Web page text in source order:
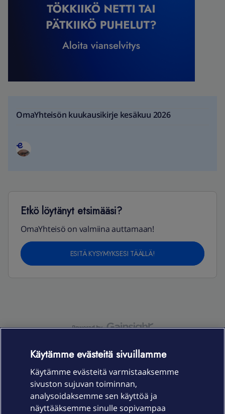
OmaYhteisön kuukausikirje kesäkuu 2026
Etkö löytänyt etsimääsi?
OmaYhteisö on valmiina auttamaan!
ESITÄ KYSYMYKSESI TÄÄLLÄ!
OmaYhteisö-käyttöehdot Accessibility statement
Laitteet & liittymät
Käytämme evästeitä sivuillamme
Käytämme evästeitä varmistaaksemme
sivuston sujuvan toiminnan,
analysoidaksemme sen käyttöä ja
näyttääksemme sinulle sopivampaa